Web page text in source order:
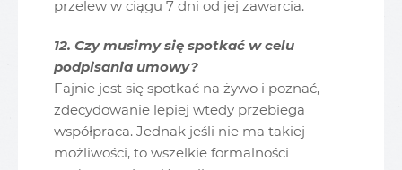
przelew w ciągu 7 dni od jej zawarcia.
12. Czy musimy się spotkać w celu
podpisania umowy?
Fajnie jest się spotkać na żywo i poznać,
zdecydowanie lepiej wtedy przebiega
współpraca. Jednak jeśli nie ma takiej
możliwości, to wszelkie formalności